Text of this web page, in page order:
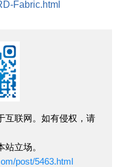
Fabric.html
互联网。如有侵权，请
立场。
post/5463.html